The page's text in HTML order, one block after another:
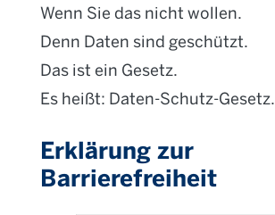
Wenn Sie das nicht wollen.
Denn Daten sind geschützt.
Das ist ein Gesetz.
Es heißt: Daten-Schutz-Gesetz.
Erklärung zur
Barrierefreiheit